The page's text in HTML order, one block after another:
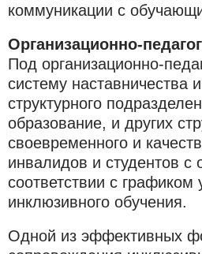
коммуникации с
Организационно-
Под организационно-
систему наставничества
структурного
образование, и других
своевременного и
инвалидов и студентов
соответствии с графиком
инклюзивного обучения.
Одной из эффективных